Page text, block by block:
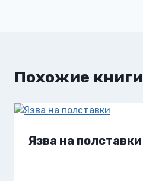
Похожие книги
Язва на полставки